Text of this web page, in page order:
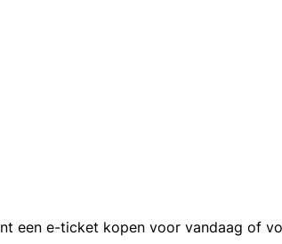
een e-ticket kopen voor vandaag of